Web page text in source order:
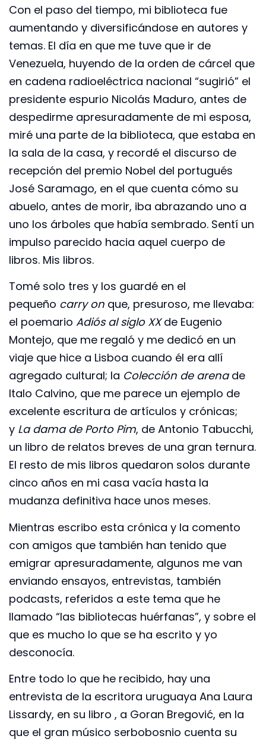
Con el paso del tiempo, mi biblioteca fue
aumentando y diversificándose en autores y
temas. El día en que me tuve que ir de
Venezuela, huyendo de la orden de cárcel que
en cadena radioeléctrica nacional “sugirió” el
presidente espurio Nicolás Maduro, antes de
despedirme apresuradamente de mi esposa,
miré una parte de la biblioteca, que estaba en
la sala de la casa, y recordé el discurso de
recepción del premio Nobel del portugués
José Saramago, en el que cuenta cómo su
abuelo, antes de morir, iba abrazando uno a
uno los árboles que había sembrado. Sentí un
impulso parecido hacia aquel cuerpo de
libros. Mis libros.
Tomé solo tres y los guardé en el
pequeño carry on que, presuroso, me llevaba:
el poemario Adiós al siglo XXde Eugenio
Montejo, que me regaló y me dedicó en un
viaje que hice a Lisboa cuando él era allí
agregado cultural; la Colección de arenade
Italo Calvino, que me parece un ejemplo de
excelente escritura de artículos y crónicas;
y La dama de Porto Pim, de Antonio Tabucchi,
un libro de relatos breves de una gran ternura.
El resto de mis libros quedaron solos durante
cinco años en mi casa vacía hasta la
mudanza definitiva hace unos meses.
Mientras escribo esta crónica y la comento
con amigos que también han tenido que
emigrar apresuradamente, algunos me van
enviando ensayos, entrevistas, también
podcasts, referidos a este tema que he
llamado “las bibliotecas huérfanas”, y sobre el
que es mucho lo que se ha escrito y yo
desconocía.
Entre todo lo que he recibido, hay una
entrevista de la escritora uruguaya Ana Laura
Lissardy, en su libro , a Goran Bregović, en la
que el gran músico serbobosnio cuenta su